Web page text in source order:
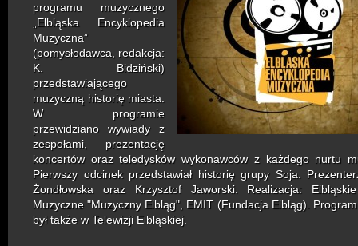
programu muzycznego
„Elbląska Encyklopedia
Muzyczna”
(pomysłodawca, redakcja:
K. Bidziński)
przedstawiającego
muzyczną historię miasta.
W programie
przewidziano wywiady z
zespołami, prezentację
koncertów oraz teledysków wykonawców z każdego nurtu
Pierwszy odcinek przedstawiał historię grupy Soja.
Żondłowska oraz Krzysztof Jaworski. Realizacja:
Muzyczne "Muzyczny Elbląg", EMIT (Fundacja Elbląg).
był także w Telewizji Elbląskiej.